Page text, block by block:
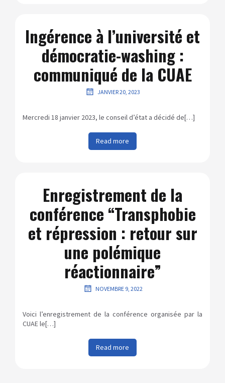
Ingérence à l’université et
démocratie-washing :
communiqué de la CUAE
JANVIER 20, 2023
Mercredi 18 janvier 2023, le conseil d’état a décidé de[…]
Read more
Enregistrement de la
conférence “Transphobie
et répression : retour sur
une polémique
réactionnaire”
NOVEMBRE 9, 2022
Voici l’enregistrement de la conférence organisée par la
CUAE le[…]
Read more